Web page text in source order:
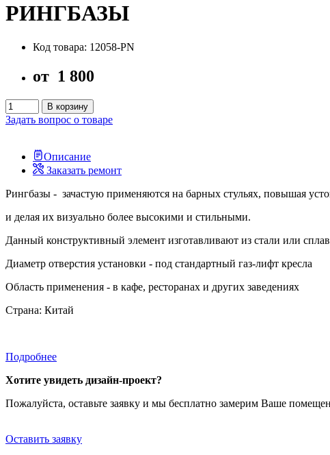
РИНГБАЗЫ
Код товара: 12058-PN
от 1 800
В корзину
Задать вопрос о товаре
Описание
Заказать ремонт
Рингбазы - зачастую применяются на барных стульях, повышая
и делая их визуально более высокими и стильными.
Данный конструктивный элемент изготавливают из стали или
Диаметр отверстия установки - под стандартный газ-лифт кресла
Область применения - в кафе, ресторанах и других заведениях
Страна: Китай
Подробнее
Хотите увидеть дизайн-проект?
Пожалуйста, оставьте заявку и мы бесплатно замерим Ваше
Оставить заявку